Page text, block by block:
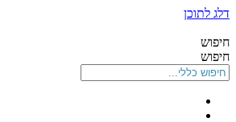
דלג לתוכן
חיפוש
חיפוש